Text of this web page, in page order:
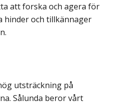
att forska och agera för
hinder och tillkännager
utsträckning på
Sålunda beror vårt